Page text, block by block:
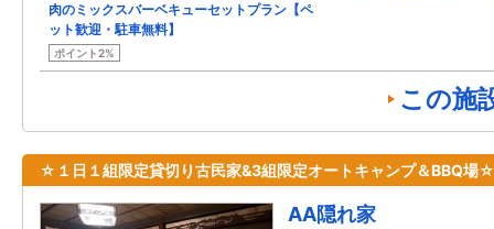
肉のミックスバーベキューセットプラン【ペ
ット歓迎・駐車無料】
ポイント2%
この施
☆１日１組限定貸切り古民家&3組限定オートキャンプ＆BBQ場☆
AA隠れ家